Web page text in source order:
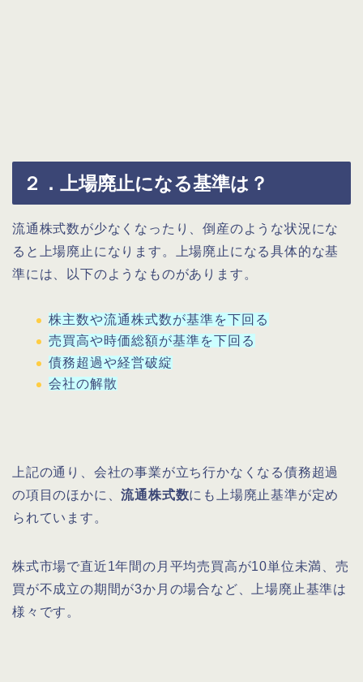
２．上場廃止になる基準は？
流通株式数が少なくなったり、倒産のような状況にな
ると上場廃止になります。上場廃止になる具体的な基
準には、以下のようなものがあります。
株主数や流通株式数が基準を下回る
売買高や時価総額が基準を下回る
債務超過や経営破綻
会社の解散
上記の通り、会社の事業が立ち行かなくなる債務超過
の項目のほかに、流通株式数にも上場廃止基準が定め
られています。
株式市場で直近1年間の月平均売買高が10単位未満、売
買が不成立の期間が3か月の場合など、上場廃止基準は
様々です。